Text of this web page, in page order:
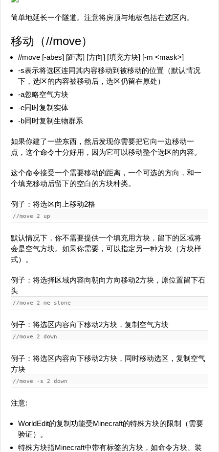
简单地延长一个隧道。注意将房顶与地板包括在选区内。
移动（//move）
//move [-abes] [距离] [方向] [填充方块] [-m <mask>]
-s表示将选区连同其内容移动到被移动的位置（默认情况
下，选区的内容被移动后，选区仍留在原处）
-a忽略空气方块
-e同时复制实体
-b同时复制生物群系
如果你建了一些东西，然后发现你需要把它向一边移动一
点，这个命令十分好用，因为它可以移动整个选区的内容。
这个命令接受一个需要移动的距离，一个可选的方向，和一
个填充移动后留下的空白的方块种类。
例子：将选区向上移动2格
//move 2 up
默认情况下，你不需要提供一个填充用方块，留下的区域将
会是空气方块。如果你需要，可以指定另一种方块（方块样
式）。
例子：将选择区域内容向朝向方向移动2方块，原位置留下石
头
//move 2 me stone
例子：将选区内容向下移动2方块，复制空气方块
//move 2 down
例子：将选区内容向下移动2方块，同时移动选区，复制空气
方块
//move -s 2 down
注意:
WorldEdit的复制功能受Minecraft的特殊方块的限制（需要
验证）。
特殊方块指Minecraft中带有标签的方块，如命令方块、装